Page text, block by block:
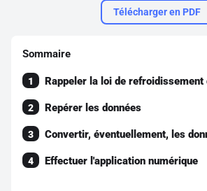
Se connecter
S'inscrire gratuitement
Pour profiter de 10 contenus
Télécharger en PDF
Sommaire
1 Rappeler la loi de refroidissement
2 Repérer les données
3 Convertir, éventuellement, les
4 Effectuer l'application numérique